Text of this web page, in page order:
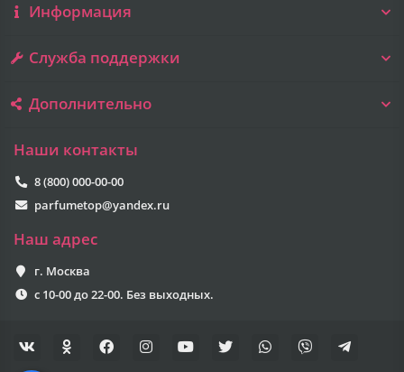
Информация
Служба поддержки
Дополнительно
Наши контакты
8 (800) 000-00-00
parfumetop@yandex.ru
Наш адрес
г. Москва
с 10-00 до 22-00. Без выходных.